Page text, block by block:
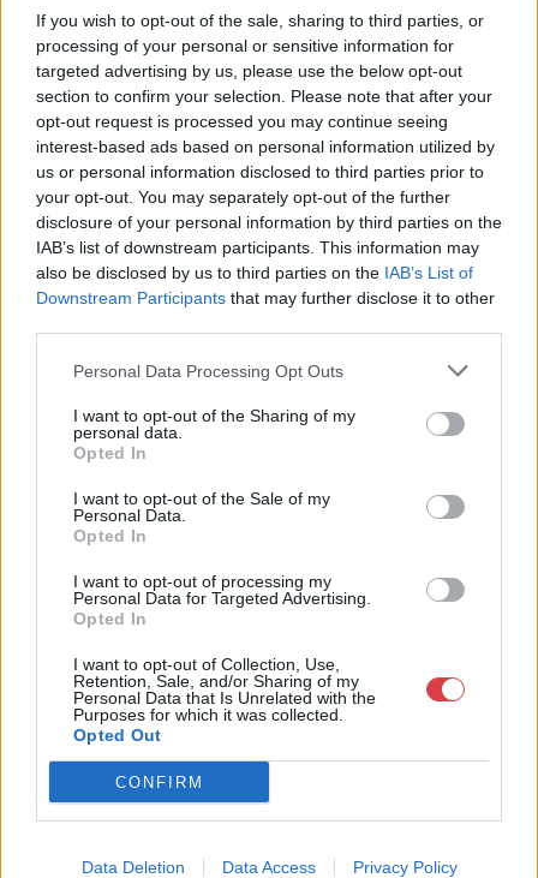
If you wish to opt-out of the sale, sharing to third parties, or
processing of your personal or sensitive information for
targeted advertising by us, please use the below opt-out
section to confirm your selection. Please note that after your
opt-out request is processed you may continue seeing
interest-based ads based on personal information utilized by
us or personal information disclosed to third parties prior to
your opt-out. You may separately opt-out of the further
disclosure of your personal information by third parties on the
IAB’s list of downstream participants. This information may
also be disclosed by us to third parties on the IAB’s List of
Downstream Participants that may further disclose it to other
Personal Data Processing Opt Outs
I want to opt-out of the Sharing of my
personal data.
Opted In
I want to opt-out of the Sale of my
Personal Data.
Opted In
I want to opt-out of processing my
Personal Data for Targeted Advertising.
Opted In
I want to opt-out of Collection, Use,
Retention, Sale, and/or Sharing of my
Personal Data that Is Unrelated with the
Purposes for which it was collected.
Opted Out
CONFIRM
Data Deletion Data Access Privacy Policy
század első fele
Kikiáltási ár:
120 000
Aukció:
Karácsonyi és Zsolnay
Aukció
Aukció időpontja: 2025/12/12
18:00
MEGTEKINTEM
lenn, 1932
Kikiáltási ár:
65 000
Aukció:
Karácsonyi és Zsolnay
Aukció
Aukció időpontja: 2025/12/12
18:00
MEGTEKINTEM
FESTMÉNY, GRAFIKA
147. tétel:
Szakáts Antal: Falusi
udvarház
51 x 61 cm, Olaj, vászon,
keretezve, jelezve jobbra
lenn, 1969
Kikiáltási ár:60 000
Karácsonyi és Zsolnay
Aukció
Aukció időpontja: 2025/12/12
Ujváry Ignác (1860-
1927): Napfényes utca
37,5 x 55 cm, Olaj, vászon,
keretezve, jelezve balra lenn,
XX. század első fele
Aukció időpontja: 2025/12/12